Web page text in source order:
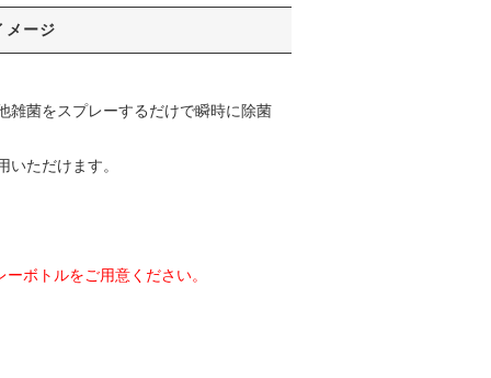
メージ
雑菌をスプレーするだけで瞬時に除菌
ただけます。
ボトルをご用意ください。